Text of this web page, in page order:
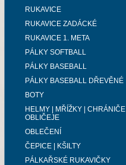
RUKAVICE
RUKAVICE ZADÁCKÉ
RUKAVICE 1. META
PÁLKY SOFTBALL
PÁLKY BASEBALL
PÁLKY BASEBALL DŘEVĚNÉ
BOTY
HELMY | MŘÍŽKY | CHRÁNIČE
OBLIČEJE
OBLEČENÍ
ČEPICE | KŠILTY
PÁLKAŘSKÉ RUKAVIČKY